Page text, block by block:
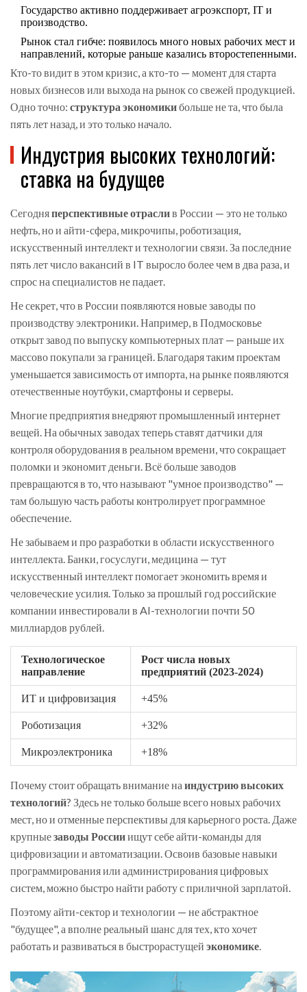
Государство активно поддерживает агроэкспорт, IT и
производство.
Рынок стал гибче: появилось много новых рабочих мест и
направлений, которые раньше казались второстепенными.
Кто-то видит в этом кризис, а кто-то — момент для старта
новых бизнесов или выхода на рынок со свежей продукцией.
Одно точно: структура экономикибольше не та, что была
пять лет назад, и это только начало.
Индустрия высоких технологий:
ставка на будущее
Сегодняперспективные отраслив России — это не только
нефть, но и айти-сфера, микрочипы, роботизация,
искусственный интеллект и технологии связи. За последние
пять лет число вакансий в IT выросло более чем в два раза, и
спрос на специалистов не падает.
Не секрет, что в России появляются новые заводы по
производству электроники. Например, в Подмосковье
открыт завод по выпуску компьютерных плат — раньше их
массово покупали за границей. Благодаря таким проектам
уменьшается зависимость от импорта, на рынке появляются
отечественные ноутбуки, смартфоны и серверы.
Многие предприятия внедряют промышленный интернет
вещей. На обычных заводах теперь ставят датчики для
контроля оборудования в реальном времени, что сокращает
поломки и экономит деньги. Всё больше заводов
превращаются в то, что называют "умное производство" —
там большую часть работы контролирует программное
обеспечение.
Не забываем и про разработки в области искусственного
интеллекта. Банки, госуслуги, медицина — тут
искусственный интеллект помогает экономить время и
человеческие усилия. Только за прошлый год российские
компании инвестировали в AI-технологии почти 50
миллиардов рублей.
Технологическое
направление
Рост числа новых
предприятий (2023-2024)
ИТ и цифровизация +45%
Роботизация +32%
Микроэлектроника +18%
Почему стоит обращать внимание на индустрию высоких
технологий? Здесь не только больше всего новых рабочих
мест, но и отменные перспективы для карьерного роста. Даже
крупныезаводы Россииищут себе айти-команды для
цифровизации и автоматизации. Освоив базовые навыки
программирования или администрирования цифровых
систем, можно быстро найти работу с приличной зарплатой.
Поэтому айти-сектор и технологии — не абстрактное
"будущее", а вполне реальный шанс для тех, кто хочет
работать и развиваться в быстрорастущей экономике.